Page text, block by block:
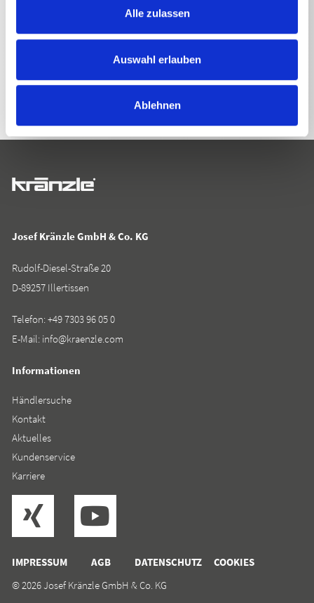
Alle zulassen
Auswahl erlauben
Ablehnen
IMPRESSUM AGB DATENSCHUTZ COOKIES
Josef Kränzle GmbH & Co. KG
Rudolf-Diesel-Straße 20
D-89257 Illertissen
Telefon:+49 7303 96 05 0
E-Mail: info@kraenzle.com
Informationen
Händlersuche
Kontakt
Aktuelles
Kundenservice
Karriere
© 2026 Josef Kränzle GmbH & Co. KG